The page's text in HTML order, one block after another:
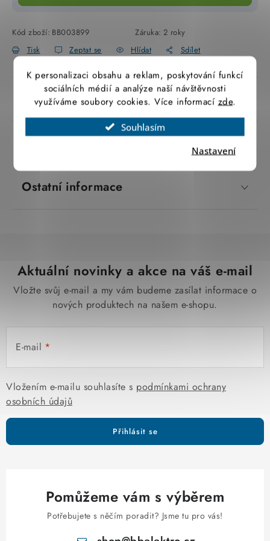
K personalizaci obsahu a reklam, poskytování funkcí
sociálních médií a analýze naší návštěvnosti
využíváme soubory cookies. Více informacízde.
Souhlasím
Nastavení
NÁŘADÍ
VÝPRODEJ
Položky bez zařazené kategorie dle výrobců
VÁNOCE
OSVĚTLENÍ
Kód zboží: BB003899 Záruka: 2 roky
Tisk
Zeptat se Hlídat Sdílet
Popis produktu
Ostatní informace
Aktuální novinky a akce na váš e-mail
Vložte svůj e-mail a my vám budeme zasílat informace o
nových produktech na našem e-shopu.
E-mail
Vložením e-mailu souhlasíte s podmínkami ochrany
osobních údajů
Přihlásit se
Pomůžeme vám s výběrem
Potřebujete s něčím poradit? Jsme tu pro vás!